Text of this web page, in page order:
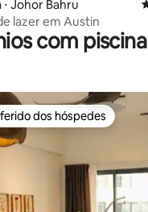
⋅ Johor Bahru
lazer em Austin
com piscina
dos hóspedes
dos hóspedes